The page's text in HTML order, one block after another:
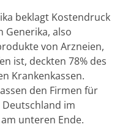
beklagt Kostendruck
Generika, also
von Arzneien,
ist, deckten 78% des
Krankenkassen.
den Firmen für
im
unteren Ende.